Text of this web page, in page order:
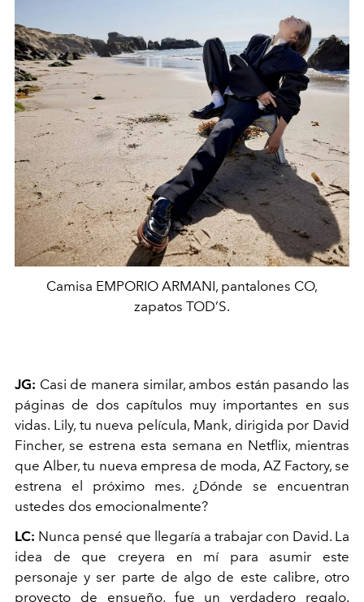
Camisa EMPORIO ARMANI, pantalones CO,
zapatos TOD’S.
JG: Casi de manera similar, ambos están pasando las
páginas de dos capítulos muy importantes en sus
vidas. Lily, tu nueva película, Mank, dirigida por David
Fincher, se estrena esta semana en Netflix, mientras
que Alber, tu nueva empresa de moda, AZ Factory, se
estrena el próximo mes. ¿Dónde se encuentran
ustedes dos emocionalmente?
LC: Nunca pensé que llegaría a trabajar con David. La
idea de que creyera en mí para asumir este
personaje y ser parte de algo de este calibre, otro
proyecto de ensueño, fue un verdadero regalo.